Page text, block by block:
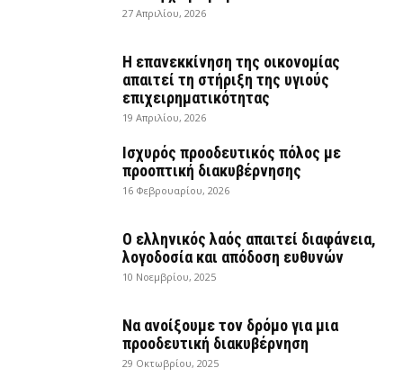
27 Απριλίου, 2026
Η επανεκκίνηση της οικονομίας
απαιτεί τη στήριξη της υγιούς
επιχειρηματικότητας
19 Απριλίου, 2026
Ισχυρός προοδευτικός πόλος με
προοπτική διακυβέρνησης
16 Φεβρουαρίου, 2026
Ο ελληνικός λαός απαιτεί διαφάνεια,
λογοδοσία και απόδοση ευθυνών
10 Νοεμβρίου, 2025
Να ανοίξουμε τον δρόμο για μια
προοδευτική διακυβέρνηση
29 Οκτωβρίου, 2025